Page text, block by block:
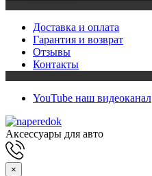
Доставка и оплата
Гарантия и возврат
Отзывы
Контакты
YouTube наш видеоканал
Аксессуары для авто
×